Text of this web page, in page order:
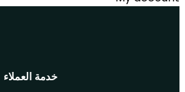
خدمة العملاء